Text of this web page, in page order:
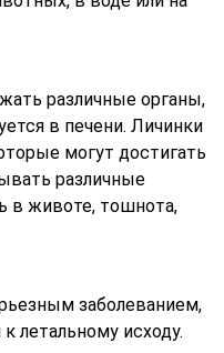
различные органы,
в печени. Личинки
могут достигать
различные
в животе, тошнота,
заболеванием,
летальному исходу.